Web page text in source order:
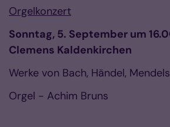
Orgelkonzert
Sonntag, 5. September um
Clemens Kaldenkirchen
Werke von Bach, Händel,
Orgel - Achim Bruns